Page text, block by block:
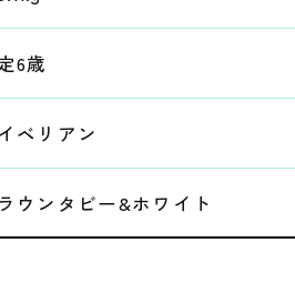
6歳
ベリアン
ウンタビー&ホワイト